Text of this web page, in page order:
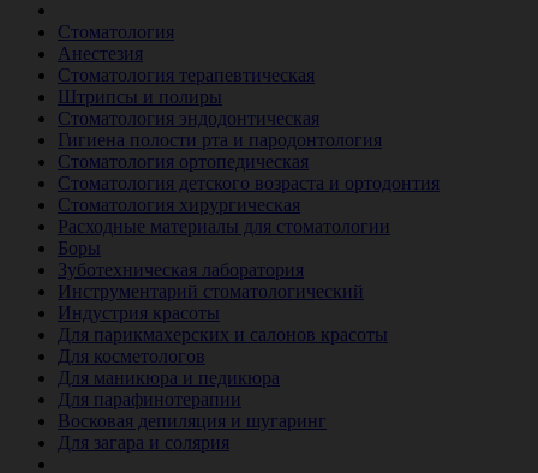
Стоматология
Анестезия
Стоматология терапевтическая
Штрипсы и полиры
Стоматология эндодонтическая
Гигиена полости рта и пародонтология
Стоматология ортопедическая
Стоматология детского возраста и ортодонтия
Стоматология хирургическая
Расходные материалы для стоматологии
Боры
Зуботехническая лаборатория
Инструментарий стоматологический
Индустрия красоты
Для парикмахерских и салонов красоты
Для косметологов
Для маникюра и педикюра
Для парафинотерапии
Восковая депиляция и шугаринг
Для загара и солярия